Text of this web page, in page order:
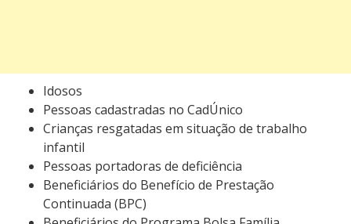
Idosos
Pessoas cadastradas no CadÚnico
Crianças resgatadas em situação de trabalho
infantil
Pessoas portadoras de deficiência
Beneficiários do Benefício de Prestação
Continuada (BPC)